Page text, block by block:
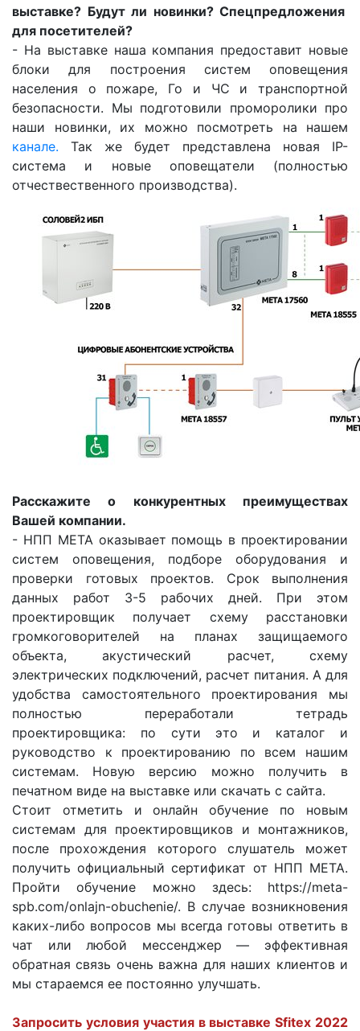
выставке? Будут ли новинки? Спецпредложения
для посетителей?
- На выставке наша компания предоставит новые
блоки для построения систем оповещения
населения о пожаре, Го и ЧС и транспортной
безопасности. Мы подготовили проморолики про
наши новинки, их можно посмотреть на нашем
канале. Так же будет представлена новая IP-
система и новые оповещатели (полностью
отчествественного производства).
Расскажите о конкурентных преимуществах
Вашей компании.
- НПП МЕТА оказывает помощь в проектировании
систем оповещения, подборе оборудования и
проверки готовых проектов. Срок выполнения
данных работ 3-5 рабочих дней. При этом
проектировщик получает схему расстановки
громкоговорителей на планах защищаемого
объекта, акустический расчет, схему
электрических подключений, расчет питания. А для
удобства самостоятельного проектирования мы
полностью переработали тетрадь
проектировщика: по сути это и каталог и
руководство к проектированию по всем нашим
системам. Новую версию можно получить в
печатном виде на выставке или скачать с сайта.
Стоит отметить и онлайн обучение по новым
системам для проектировщиков и монтажников,
после прохождения которого слушатель может
получить официальный сертификат от НПП МЕТА.
Пройти обучение можно здесь: https://meta-
spb.com/onlajn-obuchenie/. В случае возникновения
каких-либо вопросов мы всегда готовы ответить в
чат или любой мессенджер — эффективная
обратная связь очень важна для наших клиентов и
мы стараемся ее постоянно улучшать.
Запросить условия участия в выставке Sfitex 2022